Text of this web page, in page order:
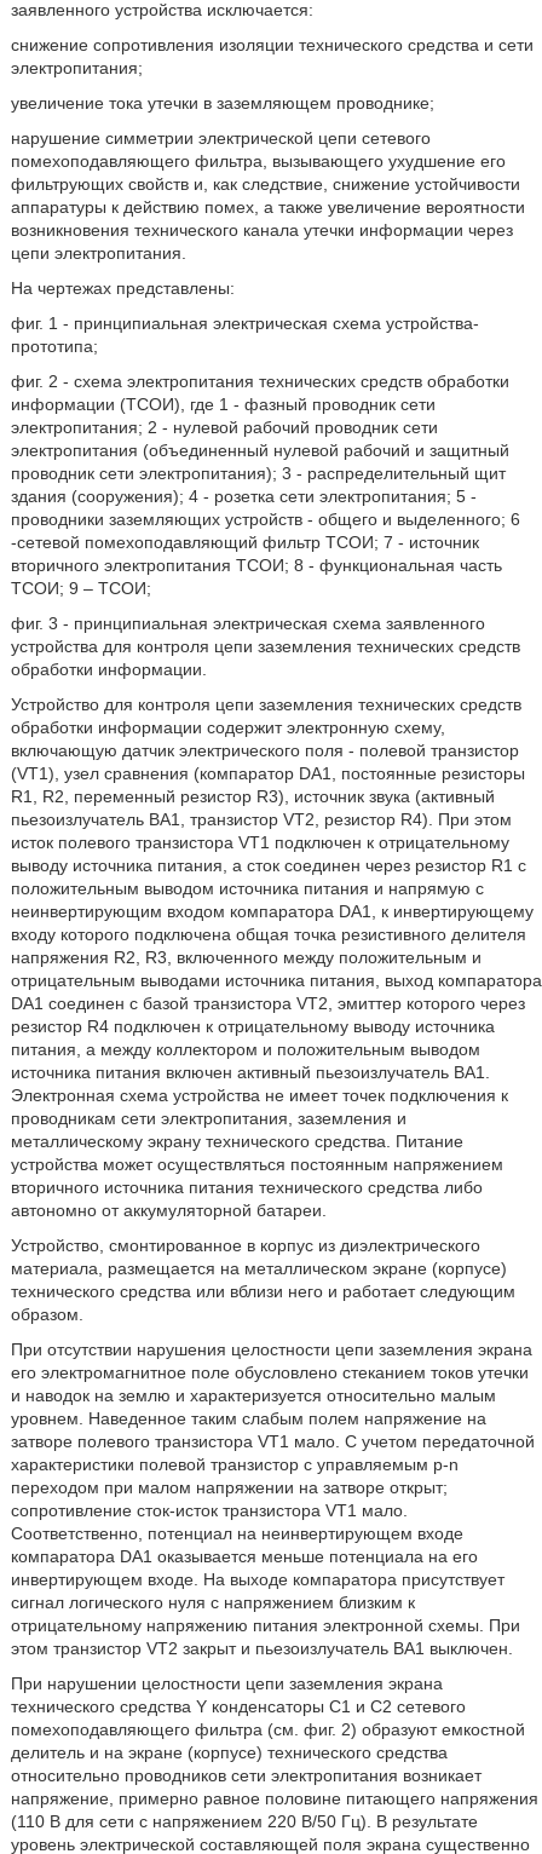
заявленного устройства исключается:
снижение сопротивления изоляции технического средства и сети
электропитания;
увеличение тока утечки в заземляющем проводнике;
нарушение симметрии электрической цепи сетевого
помехоподавляющего фильтра, вызывающего ухудшение его
фильтрующих свойств и, как следствие, снижение устойчивости
аппаратуры к действию помех, а также увеличение вероятности
возникновения технического канала утечки информации через
цепи электропитания.
На чертежах представлены:
фиг. 1 - принципиальная электрическая схема устройства-
прототипа;
фиг. 2 - схема электропитания технических средств обработки
информации (ТСОИ), где 1 - фазный проводник сети
электропитания; 2 - нулевой рабочий проводник сети
электропитания (объединенный нулевой рабочий и защитный
проводник сети электропитания); 3 - распределительный щит
здания (сооружения); 4 - розетка сети электропитания; 5 -
проводники заземляющих устройств - общего и выделенного; 6
-сетевой помехоподавляющий фильтр ТСОИ; 7 - источник
вторичного электропитания ТСОИ; 8 - функциональная часть
ТСОИ; 9 – ТСОИ;
фиг. 3 - принципиальная электрическая схема заявленного
устройства для контроля цепи заземления технических средств
обработки информации.
Устройство для контроля цепи заземления технических средств
обработки информации содержит электронную схему,
включающую датчик электрического поля - полевой транзистор
(VT1), узел сравнения (компаратор DA1, постоянные резисторы
R1, R2, переменный резистор R3), источник звука (активный
пьезоизлучатель ВА1, транзистор VT2, резистор R4). При этом
исток полевого транзистора VT1 подключен к отрицательному
выводу источника питания, а сток соединен через резистор R1 с
положительным выводом источника питания и напрямую с
неинвертирующим входом компаратора DA1, к инвертирующему
входу которого подключена общая точка резистивного делителя
напряжения R2, R3, включенного между положительным и
отрицательным выводами источника питания, выход компаратора
DA1 соединен с базой транзистора VT2, эмиттер которого через
резистор R4 подключен к отрицательному выводу источника
питания, а между коллектором и положительным выводом
источника питания включен активный пьезоизлучатель ВА1.
Электронная схема устройства не имеет точек подключения к
проводникам сети электропитания, заземления и
металлическому экрану технического средства. Питание
устройства может осуществляться постоянным напряжением
вторичного источника питания технического средства либо
автономно от аккумуляторной батареи.
Устройство, смонтированное в корпус из диэлектрического
материала, размещается на металлическом экране (корпусе)
технического средства или вблизи него и работает следующим
образом.
При отсутствии нарушения целостности цепи заземления экрана
его электромагнитное поле обусловлено стеканием токов утечки
и наводок на землю и характеризуется относительно малым
уровнем. Наведенное таким слабым полем напряжение на
затворе полевого транзистора VT1 мало. С учетом передаточной
характеристики полевой транзистор с управляемым р-n
переходом при малом напряжении на затворе открыт;
сопротивление сток-исток транзистора VT1 мало.
Соответственно, потенциал на неинвертирующем входе
компаратора DA1 оказывается меньше потенциала на его
инвертирующем входе. На выходе компаратора присутствует
сигнал логического нуля с напряжением близким к
отрицательному напряжению питания электронной схемы. При
этом транзистор VT2 закрыт и пьезоизлучатель ВА1 выключен.
При нарушении целостности цепи заземления экрана
технического средства Y конденсаторы С1 и С2 сетевого
помехоподавляющего фильтра (см. фиг. 2) образуют емкостной
делитель и на экране (корпусе) технического средства
относительно проводников сети электропитания возникает
напряжение, примерно равное половине питающего напряжения
(110 В для сети с напряжением 220 В/50 Гц). В результате
уровень электрической составляющей поля экрана существенно